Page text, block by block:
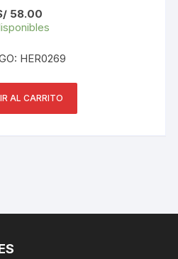
58.00
HER0269
AL CARRITO